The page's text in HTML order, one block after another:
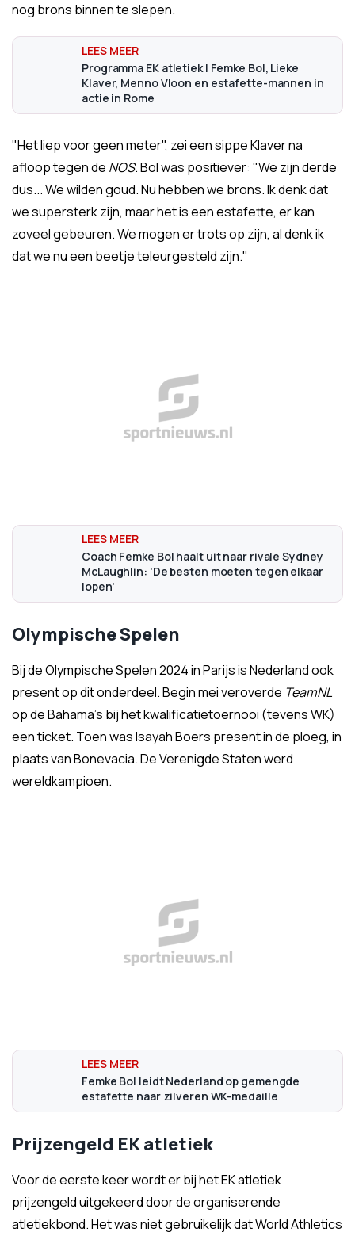
nog brons binnen te slepen.
Programma EK atletiek | Femke Bol, Lieke
Klaver, Menno Vloon en estafette-mannen in
actie in Rome
"Het liep voor geen meter", zei een sippe Klaver na
afloop tegen de NOS. Bol was positiever: "We zijn derde
dus... We wilden goud. Nu hebben we brons. Ik denk dat
we supersterk zijn, maar het is een estafette, er kan
zoveel gebeuren. We mogen er trots op zijn, al denk ik
dat we nu een beetje teleurgesteld zijn."
Coach Femke Bol haalt uit naar rivale Sydney
McLaughlin: 'De besten moeten tegen elkaar
lopen'
Olympische Spelen
Bij de Olympische Spelen 2024 in Parijs is Nederland ook
present op dit onderdeel. Begin mei veroverde TeamNL
op de Bahama's bij het kwalificatietoernooi (tevens WK)
een ticket. Toen was Isayah Boers present in de ploeg, in
plaats van Bonevacia. De Verenigde Staten werd
wereldkampioen.
Femke Bol leidt Nederland op gemengde
estafette naar zilveren WK-medaille
Prijzengeld EK atletiek
Voor de eerste keer wordt er bij het EK atletiek
prijzengeld uitgekeerd door de organiserende
atletiekbond. Het was niet gebruikelijk dat World Athletics